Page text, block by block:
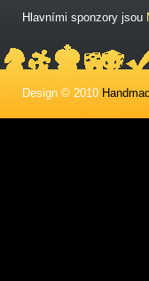
Hlavními sponzory jsou
Design © 2010